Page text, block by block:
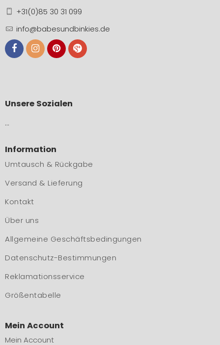
+31(0)85 30 31 099
info@babesundbinkies.de
Unsere Sozialen
…
Information
Umtausch & Rückgabe
Versand & Lieferung
Kontakt
Über uns
Allgemeine Geschäftsbedingungen
Datenschutz-Bestimmungen
Reklamationsservice
Größentabelle
Mein Account
Mein Account